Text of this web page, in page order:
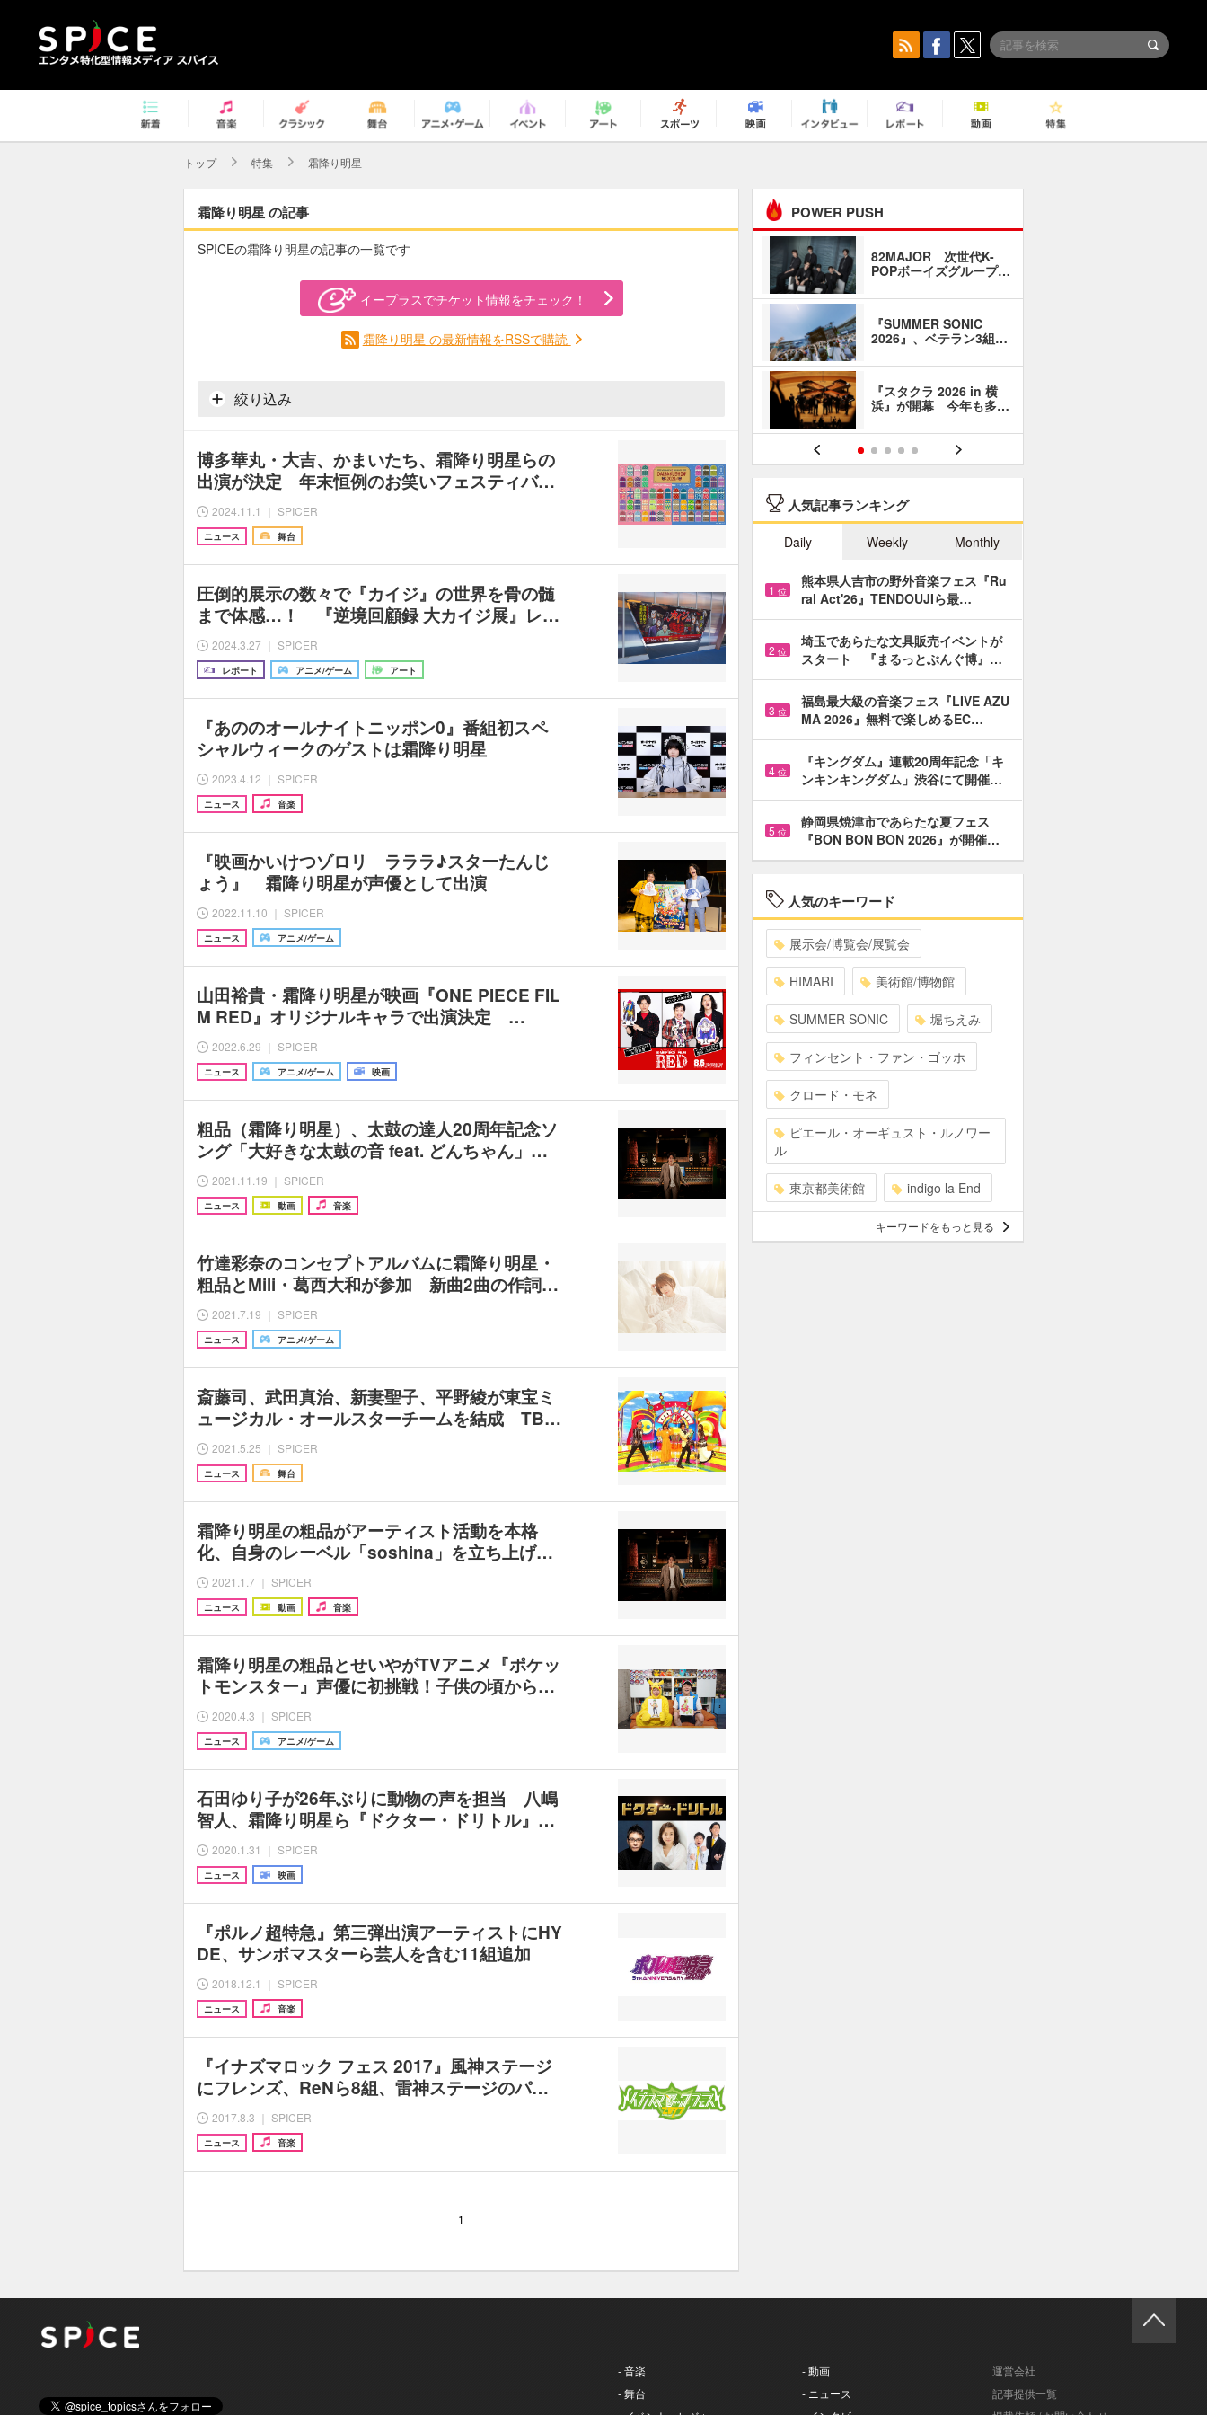
トップ 特集 霜降り明星
霜降り明星 の記事
SPICEの霜降り明星の記事の一覧です
イープラスでチケット情報をチェック！
霜降り明星 の最新情報をRSSで購読
絞り込み
博多華丸・大吉、かまいたち、霜降り明星らの
出演が決定 年末恒例のお笑いフェスティバ…
2024.11.1 ｜ SPICER
ニュース 舞台
圧倒的展示の数々で『カイジ』の世界を骨の髄
まで体感…！ 『逆境回顧録 大カイジ展』レ…
2024.3.27 ｜ SPICER
レポート アニメ/ゲーム アート
『あののオールナイトニッポン0』番組初スペ
シャルウィークのゲストは霜降り明星
2023.4.12 ｜ SPICER
ニュース 音楽
『映画かいけつゾロリ ラララ♪スターたんじ
ょう』 霜降り明星が声優として出演
2022.11.10 ｜ SPICER
ニュース アニメ/ゲーム
山田裕貴・霜降り明星が映画『ONE PIECE FIL
M RED』オリジナルキャラで出演決定 …
2022.6.29 ｜ SPICER
ニュース アニメ/ゲーム 映画
粗品（霜降り明星）、太鼓の達人20周年記念ソ
ング「大好きな太鼓の音 feat. どんちゃん」…
2021.11.19 ｜ SPICER
ニュース 動画 音楽
竹達彩奈のコンセプトアルバムに霜降り明星・
粗品とMili・葛西大和が参加 新曲2曲の作詞…
2021.7.19 ｜ SPICER
ニュース アニメ/ゲーム
斎藤司、武田真治、新妻聖子、平野綾が東宝ミ
ュージカル・オールスターチームを結成 TB…
2021.5.25 ｜ SPICER
ニュース 舞台
霜降り明星の粗品がアーティスト活動を本格
化、自身のレーベル「soshina」を立ち上げ…
2021.1.7 ｜ SPICER
ニュース 動画 音楽
霜降り明星の粗品とせいやがTVアニメ『ポケッ
トモンスター』声優に初挑戦！子供の頃から…
2020.4.3 ｜ SPICER
ニュース アニメ/ゲーム
石田ゆり子が26年ぶりに動物の声を担当 八嶋
智人、霜降り明星ら『ドクター・ドリトル』…
2020.1.31 ｜ SPICER
ニュース 映画
『ポルノ超特急』第三弾出演アーティストにHY
DE、サンボマスターら芸人を含む11組追加
2018.12.1 ｜ SPICER
ニュース 音楽
『イナズマロック フェス 2017』風神ステージ
にフレンズ、ReNら8組、雷神ステージのパ…
2017.8.3 ｜ SPICER
ニュース 音楽
1
POWER PUSH
82MAJOR 次世代K-
POPボーイズグループ…
『SUMMER SONIC
2026』、ベテラン3組…
『スタクラ 2026 in 横
浜』が開幕 今年も多…
人気記事ランキング
Daily Weekly Monthly
1 位
熊本県人吉市の野外音楽フェス『Ru
ral Act'26』TENDOUJIら最…
2 位
埼玉であらたな文具販売イベントが
スタート 『まるっとぶんぐ博』…
3 位
福島最大級の音楽フェス『LIVE AZU
MA 2026』無料で楽しめるEC…
4 位
『キングダム』連載20周年記念「キ
ンキンキングダム」渋谷にて開催…
5 位
静岡県焼津市であらたな夏フェス
『BON BON BON 2026』が開催…
人気のキーワード
展示会/博覧会/展覧会
HIMARI 美術館/博物館
SUMMER SONIC 堀ちえみ
フィンセント・ファン・ゴッホ
クロード・モネ
ピエール・オーギュスト・ルノワー
ル
東京都美術館 indigo la End
キーワードをもっと見る
- 音楽
- 舞台
- 動画
- ニュース
運営会社
記事提供一覧